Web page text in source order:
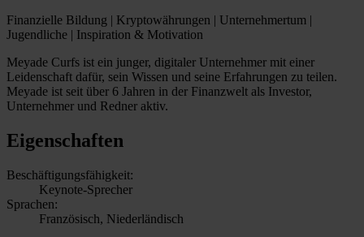
Finanzielle Bildung | Kryptowährungen | Unternehmertum |
Jugendliche | Inspiration & Motivation
Meyade Curfs ist ein junger, digitaler Unternehmer mit einer
Leidenschaft dafür, sein Wissen und seine Erfahrungen zu teilen.
Meyade ist seit über 6 Jahren in der Finanzwelt als Investor,
Unternehmer und Redner aktiv.
Eigenschaften
Beschäftigungsfähigkeit:
Keynote-Sprecher
Sprachen:
Französisch, Niederländisch